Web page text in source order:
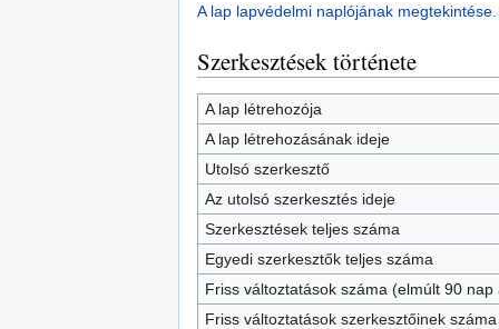
A lap lapvédelmi naplójának megtekintése.
Szerkesztések története
A lap létrehozója
A lap létrehozásának ideje
Utolsó szerkesztő
Az utolsó szerkesztés ideje
Szerkesztések teljes száma
Egyedi szerkesztők teljes száma
Friss változtatások száma (elmúlt 90 nap
Friss változtatások szerkesztőinek száma